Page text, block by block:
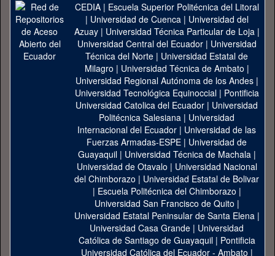
CEDIA| Escuela Superior Politécnica del Litoral
| Universidad de Cuenca| Universidad del
Azuay| Universidad Técnica Particular de Loja|
Universidad Central del Ecuador| Universidad
Técnica del Norte | Universidad Estatal de
Milagro | Universidad Técnica de Ambato |
Universidad Regional Autónoma de los Andes|
Universidad Tecnológica Equinoccial| Pontificia
Universidad Catolica del Ecuador | Universidad
Politécnica Salesiana | Universidad
Internacional del Ecuador | Universidad de las
Fuerzas Armadas-ESPE | Universidad de
Guayaquil| Universidad Técnica de Machala|
Universidad de Otavalo | Universidad Nacional
del Chimborazo | Universidad Estatal de Bolivar
| Escuela Politécnica del Chimborazo |
Universidad San Francisco de Quito |
Universidad Estatal Peninsular de Santa Elena|
Universidad Casa Grande | Universidad
Católica de Santiago de Guayaquil| Pontificia
Universidad Católica del Ecuador - Ambato |